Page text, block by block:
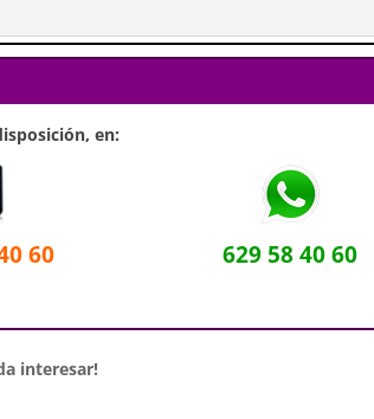
en:
60 629 58 40 60
interesar!